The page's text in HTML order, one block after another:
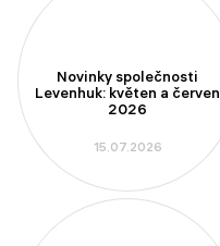
Novinky společnosti
Levenhuk: květen a červen
2026
15.07.2026